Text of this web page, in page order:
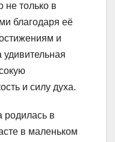
не только в
благодаря её
и
и силу духа.
в
в маленьком